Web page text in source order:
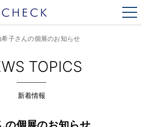
希子さんの個展のお知らせ
TOPICS
新着情報